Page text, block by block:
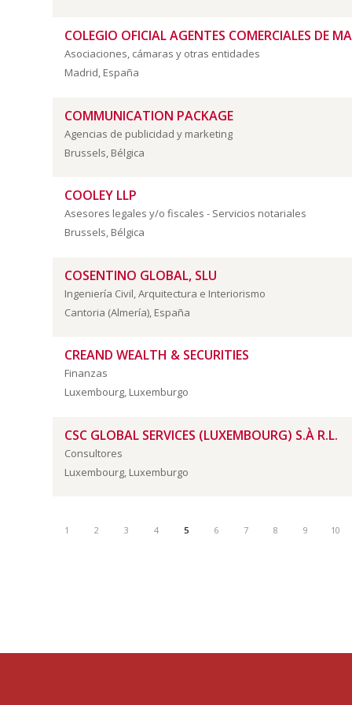
COLEGIO OFICIAL AGENTES COMERCIALES DE
Asociaciones, cámaras y otras entidades
Madrid, España
COMMUNICATION PACKAGE
Agencias de publicidad y marketing
Brussels, Bélgica
COOLEY LLP
Asesores legales y/o fiscales - Servicios notariales
Brussels, Bélgica
COSENTINO GLOBAL, SLU
Ingeniería Civil, Arquitectura e Interiorismo
Cantoria (Almería), España
CREAND WEALTH & SECURITIES
Finanzas
Luxembourg, Luxemburgo
CSC GLOBAL SERVICES (LUXEMBOURG) S.À R.L.
Consultores
Luxembourg, Luxemburgo
1 2 3 4 5 6 7 8 9 10